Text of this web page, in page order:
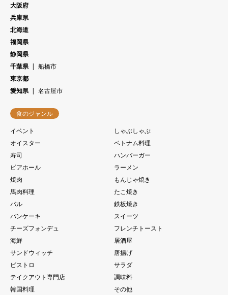
大阪府
兵庫県
北海道
福岡県
静岡県
千葉県
船橋市
東京都
愛知県
名古屋市
食のジャンル
イベント
しゃぶしゃぶ
オイスター
ベトナム料理
寿司
ハンバーガー
ビアホール
ラーメン
焼肉
もんじゃ焼き
馬肉料理
たこ焼き
バル
鉄板焼き
パンケーキ
スイーツ
チーズフォンデュ
フレンチトースト
海鮮
居酒屋
サンドウィッチ
唐揚げ
ビストロ
サラダ
テイクアウト専門店
調味料
韓国料理
その他